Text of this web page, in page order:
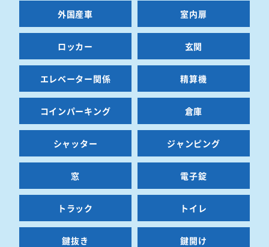
外国産車 室内扉
ロッカー 玄関
エレベーター関係 精算機
コインパーキング 倉庫
シャッター ジャンピング
窓 電子錠
トラック トイレ
鍵抜き 鍵開け